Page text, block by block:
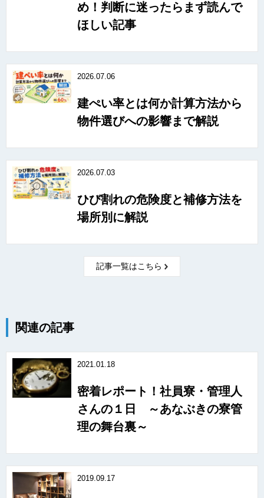
め！判断に迷ったらまず読んで
ほしい記事
2026.07.06
建ぺい率とは何か計算方法から
物件選びへの影響まで解説
2026.07.03
ひび割れの危険度と補修方法を
場所別に解説
記事一覧はこちら
関連の記事
2021.01.18
密着レポート！社員寮・管理人
さんの１日 ～あなぶきの寮管
理の舞台裏～
2019.09.17